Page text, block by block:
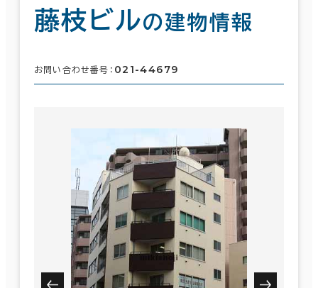
藤枝ビルの建物情報
お問い合わせ番号： 021-44679